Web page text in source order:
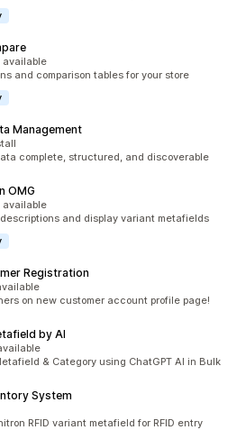
available
and comparison tables for your store
Management
complete, structured, and discoverable
OMG
available
and display variant metafields
Registration
on new customer account profile page!
by AI
& Category using ChatGPT AI in Bulk
System
RFID variant metafield for RFID entry